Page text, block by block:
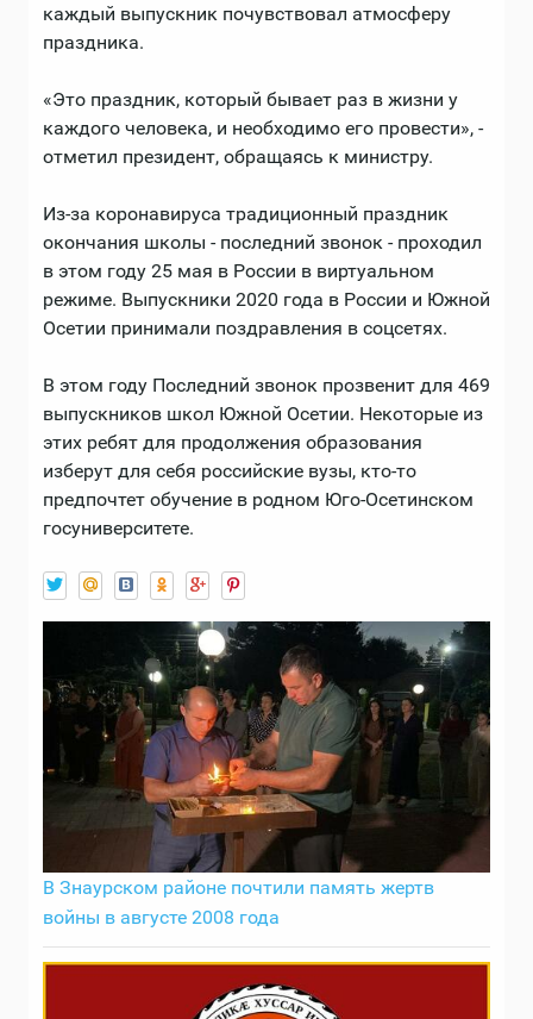
каждый выпускник почувствовал атмосферу
праздника.
«Это праздник, который бывает раз в жизни у
каждого человека, и необходимо его провести», -
отметил президент, обращаясь к министру.
Из-за коронавируса традиционный праздник
окончания школы - последний звонок - проходил
в этом году 25 мая в России в виртуальном
режиме. Выпускники 2020 года в России и Южной
Осетии принимали поздравления в соцсетях.
В этом году Последний звонок прозвенит для 469
выпускников школ Южной Осетии. Некоторые из
этих ребят для продолжения образования
изберут для себя российские вузы, кто-то
предпочтет обучение в родном Юго-Осетинском
госуниверситете.
В Знаурском районе почтили память жертв
войны в августе 2008 года